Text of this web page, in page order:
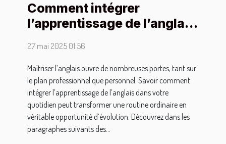
Comment intégrer
l’apprentissage de l’anglais
27 mai 2025 01:56
Maîtriser l’anglais ouvre de nombreuses portes, tant sur
le plan professionnel que personnel. Savoir comment
intégrer l’apprentissage de l’anglais dans votre
quotidien peut transformer une routine ordinaire en
véritable opportunité d’évolution. Découvrez dans les
paragraphes suivants des...